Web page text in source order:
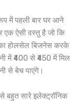
में पहली बार घर आने
ऐसी वस्तु है जो कि
होलसेल बिजनेस करके
में ₹400 से ₹450 में मिल
से बेच पाएंगे।
बहुत सारे इलेक्ट्रॉनिक